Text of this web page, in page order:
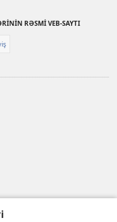
RƏSMİ VEB-SAYTI